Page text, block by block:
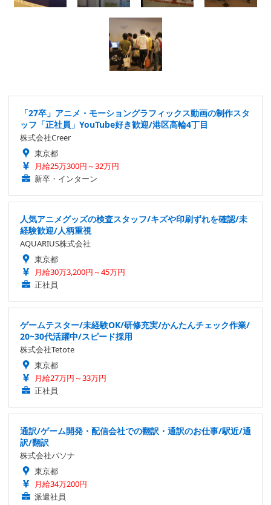
「27卒」アニメ・モーショングラフィックス動画の制作スタ
ッフ「正社員」YouTube好き歓迎/港区高輪4丁目
株式会社Creer
東京都
月給25万300円～32万円
新卒・インターン
人気アニメグッズの検査スタッフ/キズや印刷ずれを確認/未
経験歓迎/人柄重視
AQUARIUS株式会社
東京都
月給30万3,200円～45万円
正社員
ゲームテスター/未経験OK/研修充実/かんたんチェック作業/
20~30代活躍中/スピード採用
株式会社Tetote
東京都
月給27万円～33万円
正社員
通訳/ゲーム開発・配信会社での翻訳・通訳のお仕事/駅近/通
訳/翻訳
株式会社パソナ
東京都
月給34万200円
派遣社員